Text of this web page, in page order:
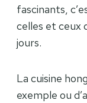
fascinants,
celles et ceux
jours.
La cuisine
exemple ou